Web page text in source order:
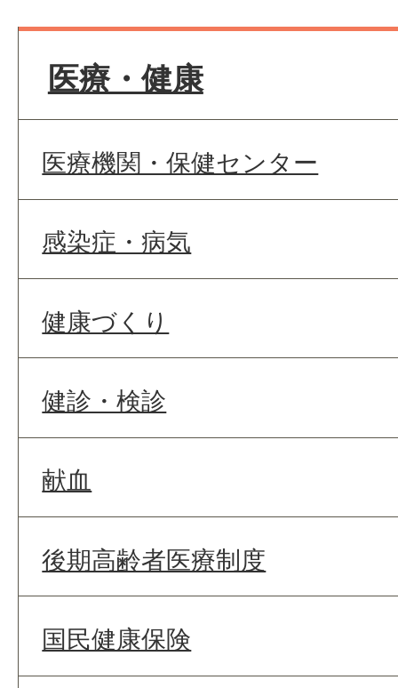
医療・健康
医療機関・保健センター
感染症・病気
健康づくり
健診・検診
献血
後期高齢者医療制度
国民健康保険